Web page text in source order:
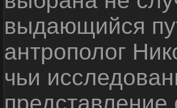
выдающийся
антрополог
чьи